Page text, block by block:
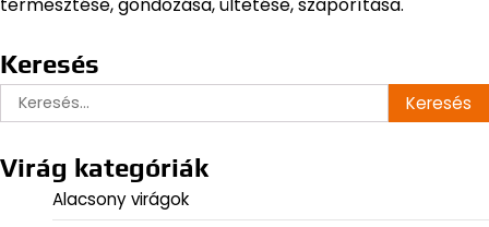
termesztése, gondozása, ültetése, szaporítása.
Keresés
Keresés:
Virág kategóriák
Alacsony virágok